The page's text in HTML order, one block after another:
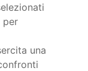
per
una